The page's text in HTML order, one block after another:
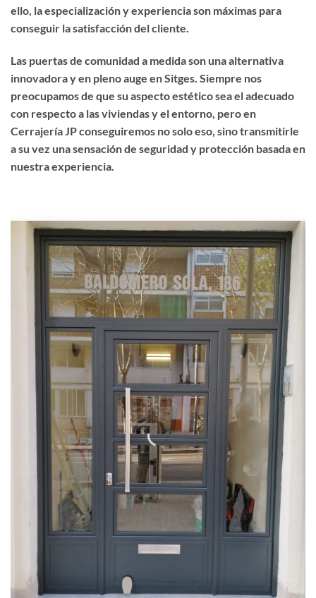
ello, la especialización y experiencia son máximas para
conseguir la satisfacción del cliente.
Las puertas de comunidad a medida son una alternativa
innovadora y en pleno auge en Sitges. Siempre nos
preocupamos de que su aspecto estético sea el adecuado
con respecto a las viviendas y el entorno, pero en
Cerrajería JP conseguiremos no solo eso, sino transmitirle
a su vez una sensación de seguridad y protección basada en
nuestra experiencia.